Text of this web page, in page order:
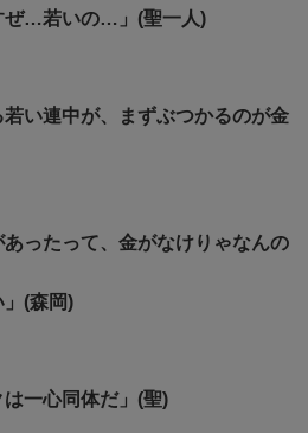
ぜ…若いの…」(聖一人)
若い連中が、まずぶつかるのが金
あったって、金がなけりゃなんの
」(森岡)
は一心同体だ」(聖)